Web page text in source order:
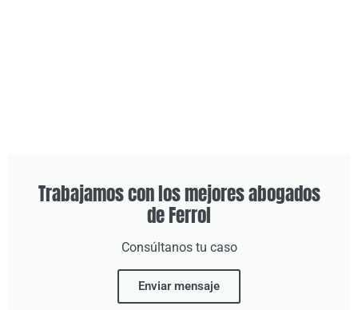
Trabajamos con los mejores abogados
de Ferrol
Consúltanos tu caso
Enviar mensaje